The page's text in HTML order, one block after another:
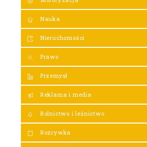
Nauka
Nieruchomości
Prawo
Przemysł
Reklama i media
Rolnictwo i leśnictwo
Rozrywka